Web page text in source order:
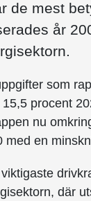
de mest
år
som
15,5 procent
nu
med en
där